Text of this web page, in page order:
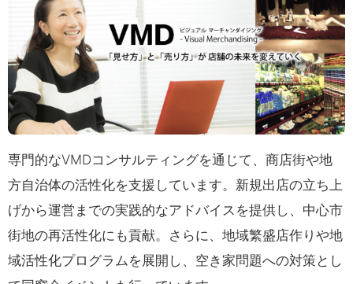
専門的なVMDコンサルティングを通じて、商店街や地
方自治体の活性化を支援しています。新規出店の立ち上
げから運営までの実践的なアドバイスを提供し、中心市
街地の再活性化にも貢献。さらに、地域繁盛店作りや地
域活性化プログラムを展開し、空き家問題への対策とし